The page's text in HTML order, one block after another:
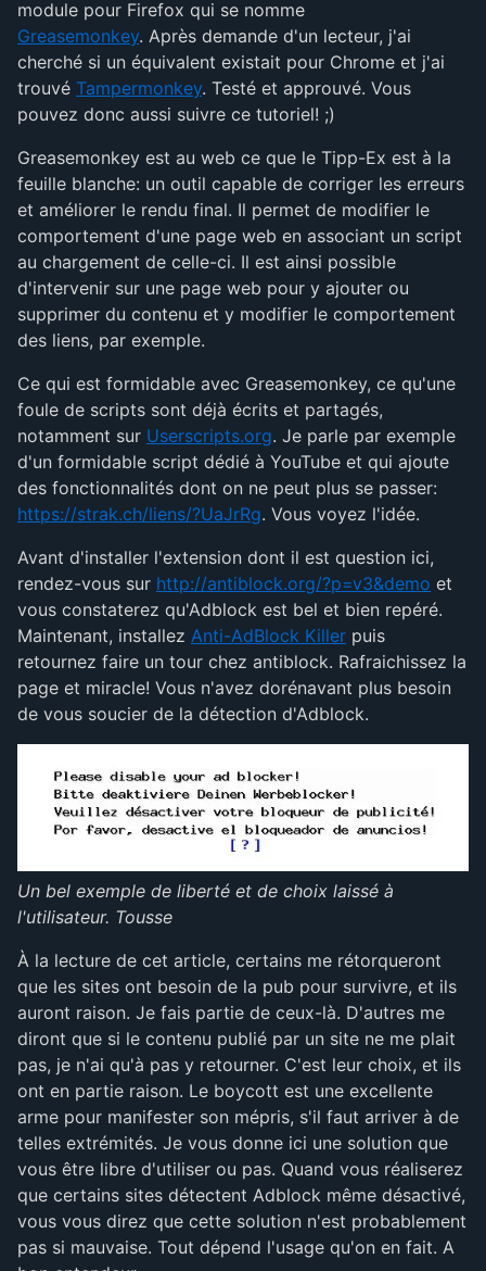
module pour Firefox qui se nomme
Greasemonkey. Après demande d'un lecteur, j'ai
cherché si un équivalent existait pour Chrome et j'ai
trouvé Tampermonkey. Testé et approuvé. Vous
pouvez donc aussi suivre ce tutoriel! ;)
Greasemonkey est au web ce que le Tipp-Ex est à la
feuille blanche: un outil capable de corriger les erreurs
et améliorer le rendu final. Il permet de modifier le
comportement d'une page web en associant un script
au chargement de celle-ci. Il est ainsi possible
d'intervenir sur une page web pour y ajouter ou
supprimer du contenu et y modifier le comportement
des liens, par exemple.
Ce qui est formidable avec Greasemonkey, ce qu'une
foule de scripts sont déjà écrits et partagés,
notamment sur Userscripts.org. Je parle par exemple
d'un formidable script dédié à YouTube et qui ajoute
des fonctionnalités dont on ne peut plus se passer:
https://strak.ch/liens/?UaJrRg. Vous voyez l'idée.
Avant d'installer l'extension dont il est question ici,
rendez-vous sur http://antiblock.org/?p=v3&demo et
vous constaterez qu'Adblock est bel et bien repéré.
Maintenant, installez Anti-AdBlock Killer puis
retournez faire un tour chez antiblock. Rafraichissez la
page et miracle! Vous n'avez dorénavant plus besoin
de vous soucier de la détection d'Adblock.
Un bel exemple de liberté et de choix laissé à
l'utilisateur. Tousse
À la lecture de cet article, certains me rétorqueront
que les sites ont besoin de la pub pour survivre, et ils
auront raison. Je fais partie de ceux-là. D'autres me
diront que si le contenu publié par un site ne me plait
pas, je n'ai qu'à pas y retourner. C'est leur choix, et ils
ont en partie raison. Le boycott est une excellente
arme pour manifester son mépris, s'il faut arriver à de
telles extrémités. Je vous donne ici une solution que
vous être libre d'utiliser ou pas. Quand vous réaliserez
que certains sites détectent Adblock même désactivé,
vous vous direz que cette solution n'est probablement
pas si mauvaise. Tout dépend l'usage qu'on en fait. A